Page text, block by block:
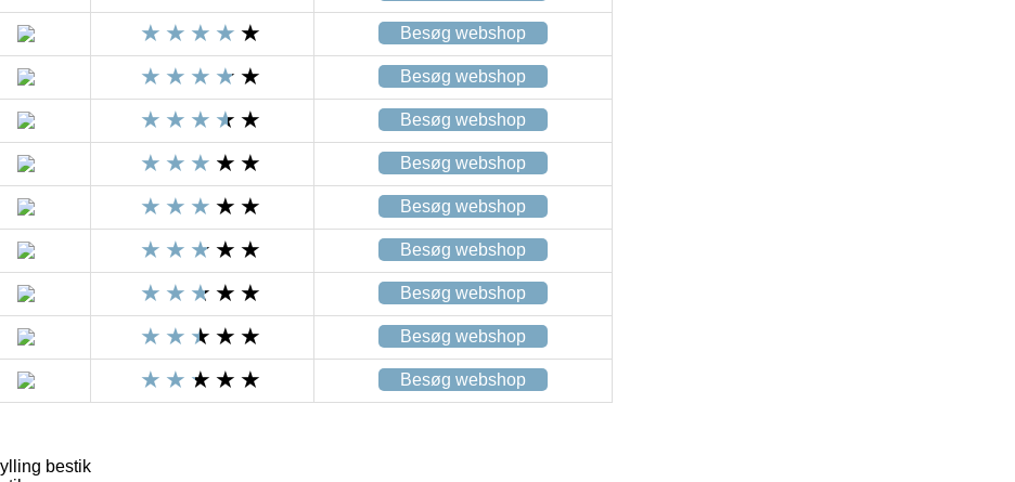
Besøg webshop
Besøg webshop
Besøg webshop
Besøg webshop
Besøg webshop
Besøg webshop
Besøg webshop
Besøg webshop
Besøg webshop
bestik